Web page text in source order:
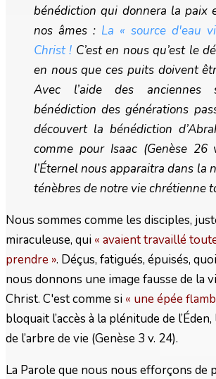
bénédiction qui donnera la paix
nos âmes : La « source d'eau
Christ ! C’est en nous qu’est le
en nous que ces puits doivent
Avec l’aide des anciennes
bénédiction des générations
découvert la bénédiction
comme pour Isaac (Genèse
l’Éternel nous apparaitra dans la
ténèbres de notre vie chrétienne
Nous sommes comme les disciples,
miraculeuse, qui « avaient travaillé
prendre ». Déçus, fatigués, épuisés,
nous donnons une image fausse de la
Christ. C'est comme si « une épée
bloquait l’accès à la plénitude de l’Éden,
de l’arbre de vie (Genèse 3 v. 24).
La Parole que nous nous efforçons de